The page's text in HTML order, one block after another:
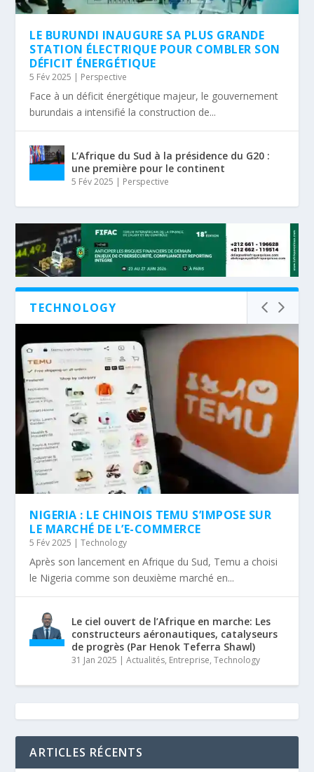
LE BURUNDI INAUGURE SA PLUS GRANDE
STATION ÉLECTRIQUE POUR COMBLER SON
DÉFICIT ÉNERGÉTIQUE
5 Fév 2025 | Perspective
Face à un déficit énergétique majeur, le gouvernement
burundais a intensifié la construction de...
L’Afrique du Sud à la présidence du G20 :
une première pour le continent
5 Fév 2025 | Perspective
TECHNOLOGY
NIGERIA : LE CHINOIS TEMU S’IMPOSE SUR
LE MARCHÉ DE L’E-COMMERCE
5 Fév 2025 |Technology
Après son lancement en Afrique du Sud, Temu a choisi
le Nigeria comme son deuxième marché en...
Le ciel ouvert de l’Afrique en marche: Les
constructeurs aéronautiques, catalyseurs
de progrès (Par Henok Teferra Shawl)
31 Jan 2025 |Actualités, Entreprise,Technology
ARTICLES RÉCENTS